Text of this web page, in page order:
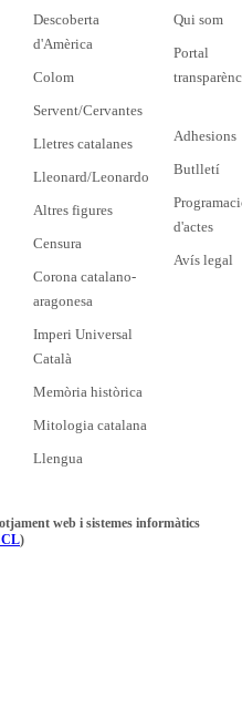
Descoberta
d'Amèrica
Colom
Servent/Cervantes
Lletres catalanes
Lleonard/Leonardo
Altres figures
Censura
Corona catalano-
aragonesa
Imperi Universal
Català
Memòria històrica
Mitologia catalana
Llengua
Qui som
Portal
Adhesions
Butlletí
d'actes
Avís legal
web i sistemes informàtics
)